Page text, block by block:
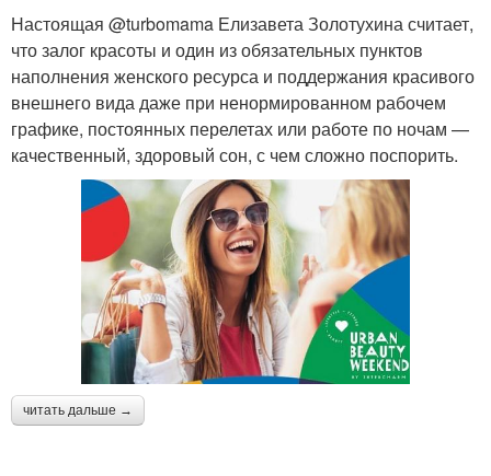
Настоящая @turbomama Елизавета Золотухина считает,
что залог красоты и один из обязательных пунктов
наполнения женского ресурса и поддержания красивого
внешнего вида даже при ненормированном рабочем
графике, постоянных перелетах или работе по ночам —
качественный, здоровый сон, с чем сложно поспорить.
читать дальше →